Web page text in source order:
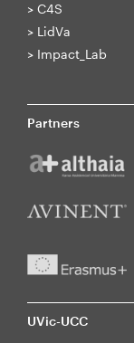
> C4S
> LidVa
> Impact_Lab
Partners
UVic-UCC